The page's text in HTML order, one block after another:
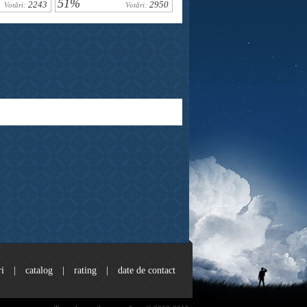
Votări: 2243 51% Votări: 2950
catalog rating date de contact